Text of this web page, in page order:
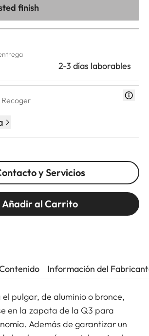
finish
2-3 días laborables
y Servicios
Añadir al Carrito
Información del
pulgar, de aluminio o bronce,
en la zapata de la Q3 para
Además de garantizar un